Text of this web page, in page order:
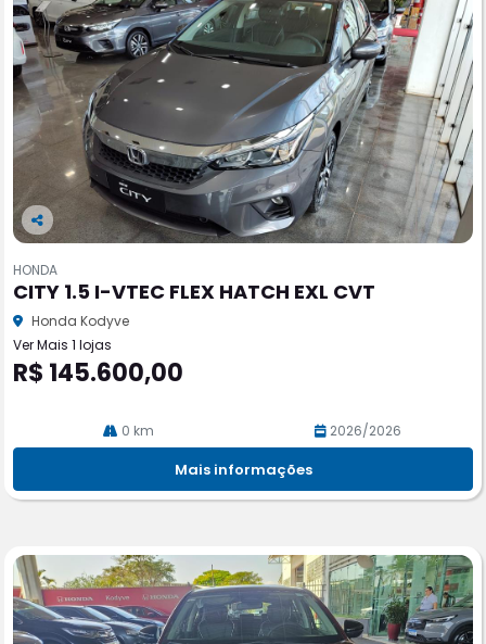
Co
pa
rtil
he
HONDA
CITY 1.5 I-VTEC FLEX HATCH EXL CVT
Honda Kodyve
Ver Mais 1 lojas
R$ 145.600,00
0 km 2026/2026
Mais informações